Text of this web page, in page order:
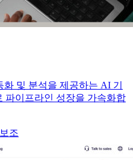
및 분석을 제공하는 AI 기
파이프라인 성장을 가속화합
조